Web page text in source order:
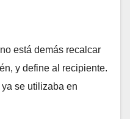
está demás recalcar
y define al recipiente.
ya se utilizaba en